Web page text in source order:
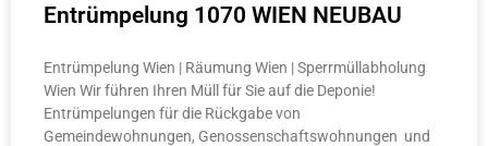
Entrümpelung 1070 WIEN NEUBAU
Entrümpelung Wien | Räumung Wien | Sperrmüllabholung
Wien Wir führen Ihren Müll für Sie auf die Deponie!
Entrümpelungen für die Rückgabe von
Gemeindewohnungen, Genossenschaftswohnungen und